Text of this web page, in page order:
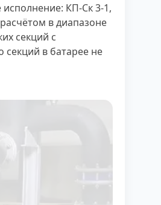
КП-Ск 3-1,
в диапазоне
секций с
в батарее не